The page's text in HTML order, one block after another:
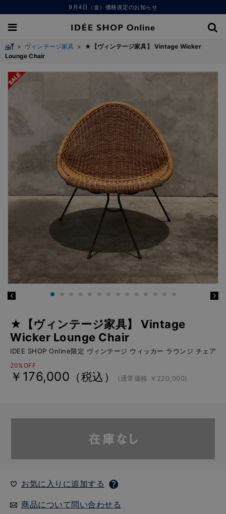
9月4日（金）価格改定のお知らせ
> ヴィンテージ家具 > ★【ヴィンテージ家具】 Vintage Wicker
Lounge Chair
★【ヴィンテージ家具】 Vintage
Wicker Lounge Chair
IDEE SHOP Online限定 ヴィンテージ ウィッカー ラウンジ チェア
20%OFF
￥176,000 （税込） (通常価格 ￥220,000)
お気に入りに追加する
商品について問い合わせる